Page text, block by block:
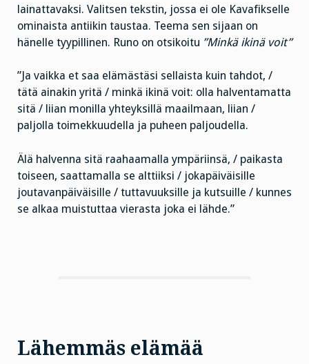
lainattavaksi. Valitsen tekstin, jossa ei ole Kavafikselle
ominaista antiikin taustaa. Teema sen sijaan on
hänelle tyypillinen. Runo on otsikoitu ”Minkä ikinä voit”
”Ja vaikka et saa elämästäsi sellaista kuin tahdot, /
tätä ainakin yritä / minkä ikinä voit: olla halventamatta
sitä / liian monilla yhteyksillä maailmaan, liian /
paljolla toimekkuudella ja puheen paljoudella.
Älä halvenna sitä raahaamalla ympäriinsä, / paikasta
toiseen, saattamalla se alttiiksi / jokapäiväisille
joutavanpäiväisille / tuttavuuksille ja kutsuille / kunnes
se alkaa muistuttaa vierasta joka ei lähde.”
Lähemmäs elämää